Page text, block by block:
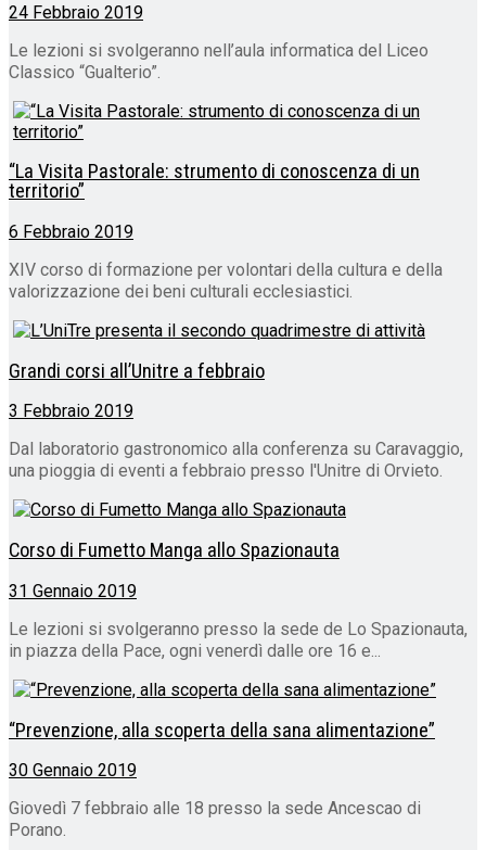
24 Febbraio 2019
Le lezioni si svolgeranno nell’aula informatica del Liceo
Classico “Gualterio”.
“La Visita Pastorale: strumento di conoscenza di un
territorio”
6 Febbraio 2019
XIV corso di formazione per volontari della cultura e della
valorizzazione dei beni culturali ecclesiastici.
Grandi corsi all’Unitre a febbraio
3 Febbraio 2019
Dal laboratorio gastronomico alla conferenza su Caravaggio,
una pioggia di eventi a febbraio presso l'Unitre di Orvieto.
Corso di Fumetto Manga allo Spazionauta
31 Gennaio 2019
Le lezioni si svolgeranno presso la sede de Lo Spazionauta,
in piazza della Pace, ogni venerdì dalle ore 16 e...
“Prevenzione, alla scoperta della sana alimentazione”
30 Gennaio 2019
Giovedì 7 febbraio alle 18 presso la sede Ancescao di
Porano.